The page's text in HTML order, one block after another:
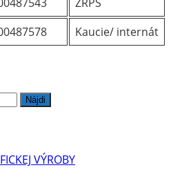
Kaucie/ internát
VÝROBY